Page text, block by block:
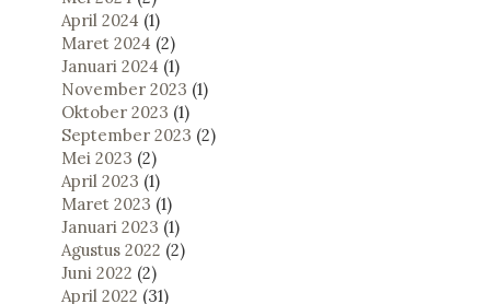
April 2024 (1)
Maret 2024 (2)
Januari 2024 (1)
November 2023 (1)
Oktober 2023 (1)
September 2023 (2)
Mei 2023 (2)
April 2023 (1)
Maret 2023 (1)
Januari 2023 (1)
Agustus 2022 (2)
Juni 2022 (2)
April 2022 (31)